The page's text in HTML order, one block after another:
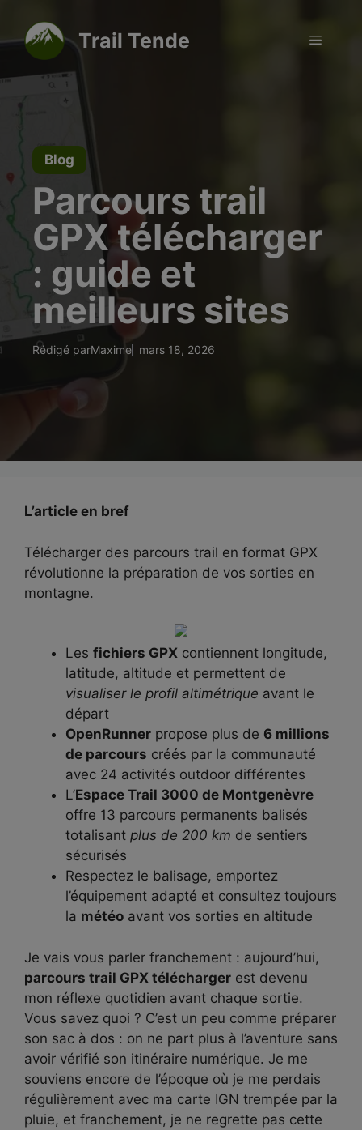
contenu
Trail Tende Menu
Blog
Parcours trail
GPX télécharger
: guide et
meilleurs sites
Rédigé parMaxime mars 18, 2026
L’article en bref
Télécharger des parcours trail en format GPX
révolutionne la préparation de vos sorties en
montagne.
Les fichiers GPX contiennent longitude,
latitude, altitude et permettent de
visualiser le profil altimétrique avant le
départ
OpenRunner propose plus de 6 millions
de parcours créés par la communauté
avec 24 activités outdoor différentes
L’Espace Trail 3000 de Montgenèvre
offre 13 parcours permanents balisés
totalisant plus de 200 km de sentiers
sécurisés
Respectez le balisage, emportez
l’équipement adapté et consultez toujours
la météo avant vos sorties en altitude
Je vais vous parler franchement : aujourd’hui,
parcours trail GPX télécharger est devenu
mon réflexe quotidien avant chaque sortie.
Vous savez quoi ? C’est un peu comme préparer
son sac à dos : on ne part plus à l’aventure sans
avoir vérifié son itinéraire numérique. Je me
souviens encore de l’époque où je me perdais
régulièrement avec ma carte IGN trempée par la
pluie, et franchement, je ne regrette pas cette